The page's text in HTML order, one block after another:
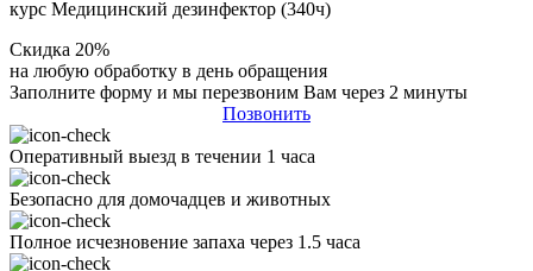
курс Медицинский дезинфектор (340ч)
Скидка 20%
на любую обработку в день обращения
Заполните форму и мы перезвоним Вам через 2 минуты
Позвонить
Оперативный выезд в течении 1 часа
Безопасно для домочадцев и животных
Полное исчезновение запаха через 1.5 часа